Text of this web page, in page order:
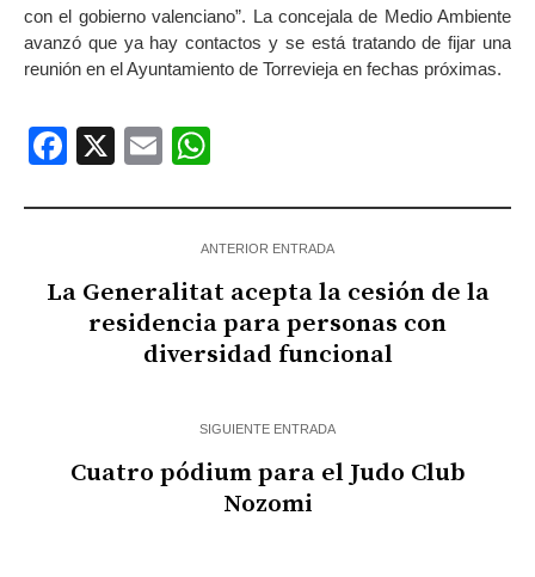
con el gobierno valenciano”. La concejala de Medio Ambiente
avanzó que ya hay contactos y se está tratando de fijar una
reunión en el Ayuntamiento de Torrevieja en fechas próximas.
Facebook
X Email
ANTERIOR ENTRADA
La Generalitat acepta la cesión de la
residencia para personas con
diversidad funcional
SIGUIENTE ENTRADA
Cuatro pódium para el Judo Club
Nozomi